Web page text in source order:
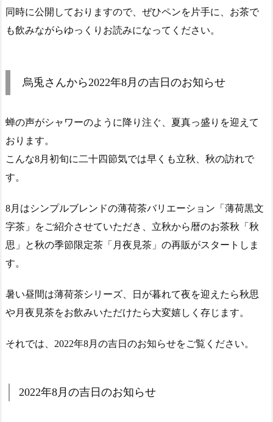
同時に公開しておりますので、ぜひペンを片手に、お茶で
も飲みながらゆっくりお読みになってください。
烏兎さんから2022年8月の吉日のお知らせ
蝉の声がシャワーのように降り注ぐ、夏真っ盛りを迎えて
おります。
こんな8月初旬に二十四節気では早くも立秋、秋の訪れで
す。
8月はシンプルブレンドの薄荷茶バリエーション「薄荷黒文
字茶」をご紹介させていただき、立秋から暦のお茶秋「秋
思」と秋の季節限定茶「月夜見茶」の再販がスタートしま
す。
暑い昼間は薄荷茶シリーズ、日が暮れて夜を迎えたら秋思
や月夜見茶をお飲みいただけたら大変嬉しく存じます。
それでは、2022年8月の吉日のお知らせをご覧ください。
2022年8月の吉日のお知らせ